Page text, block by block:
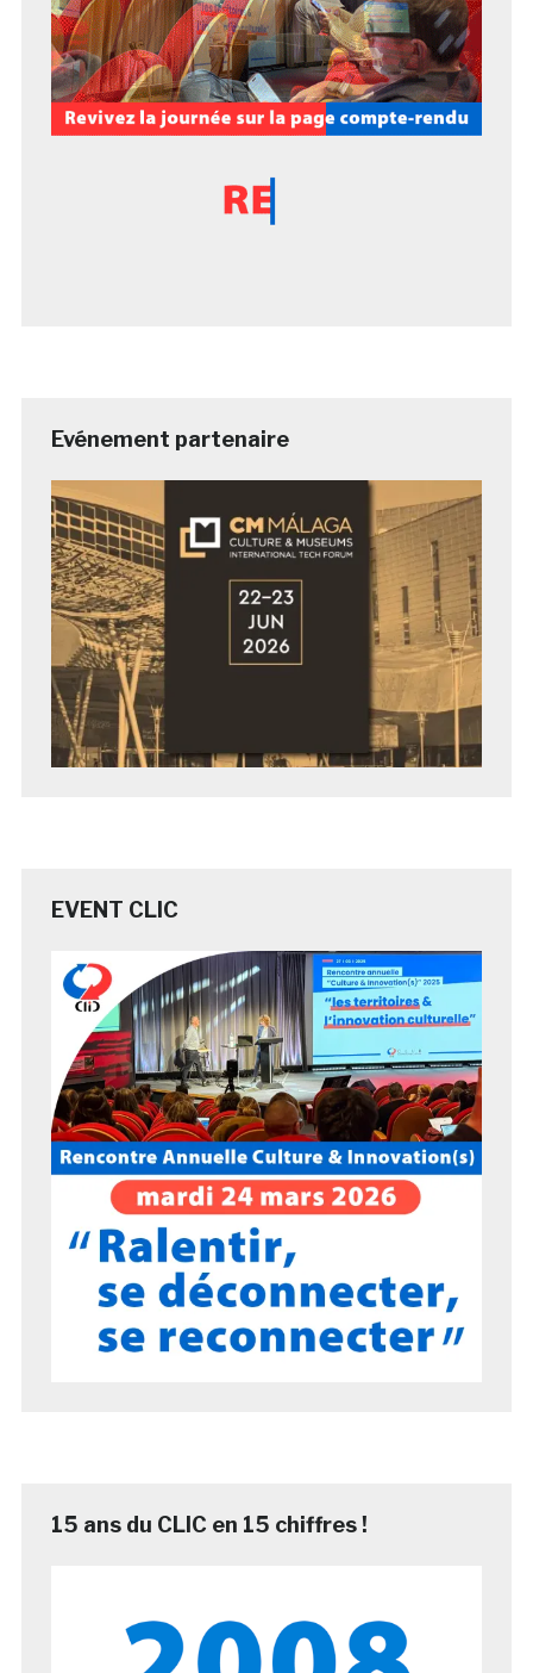
Evénement partenaire
EVENT CLIC
15 ans du CLIC en 15 chiffres !